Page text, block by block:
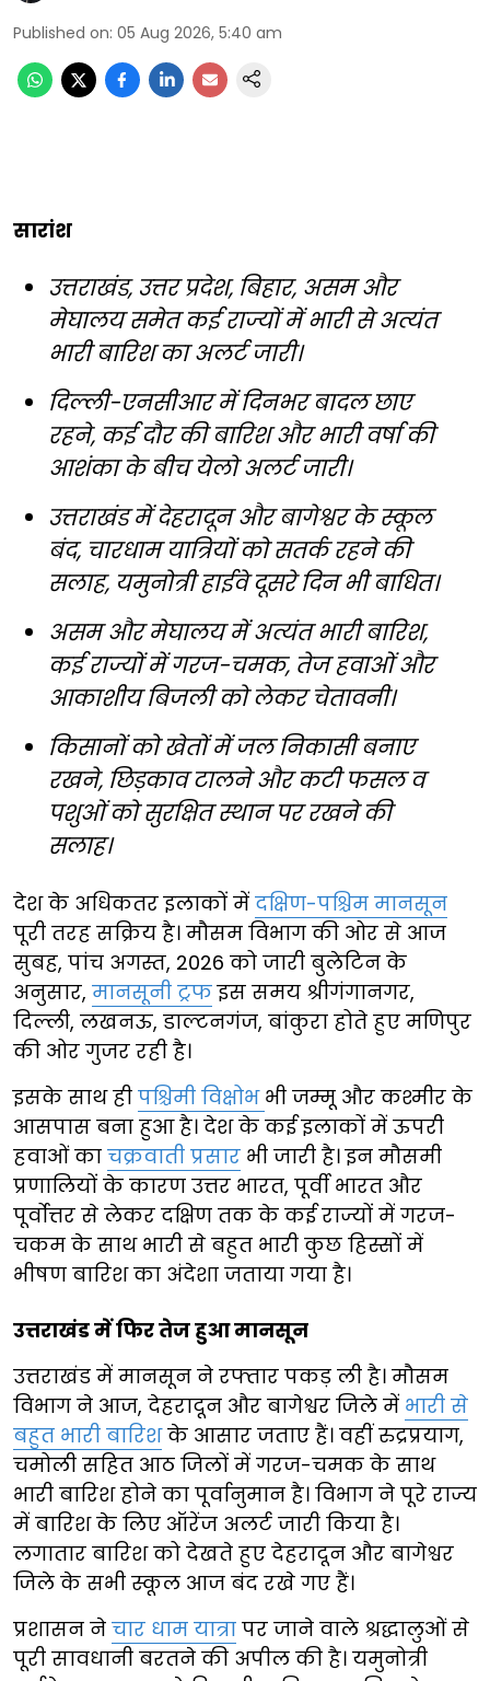
Published on: 05 Aug 2026, 5:40 am
सारांश
उत्तराखंड, उत्तर प्रदेश, बिहार, असम और
मेघालय समेत कई राज्यों में भारी से अत्यंत
भारी बारिश का अलर्ट जारी।
दिल्ली-एनसीआर में दिनभर बादल छाए
रहने, कई दौर की बारिश और भारी वर्षा की
आशंका के बीच येलो अलर्ट जारी।
उत्तराखंड में देहरादून और बागेश्वर के स्कूल
बंद, चारधाम यात्रियों को सतर्क रहने की
सलाह, यमुनोत्री हाईवे दूसरे दिन भी बाधित।
असम और मेघालय में अत्यंत भारी बारिश,
कई राज्यों में गरज-चमक, तेज हवाओं और
आकाशीय बिजली को लेकर चेतावनी।
किसानों को खेतों में जल निकासी बनाए
रखने, छिड़काव टालने और कटी फसल व
पशुओं को सुरक्षित स्थान पर रखने की
सलाह।
देश के अधिकतर इलाकों में दक्षिण-पश्चिम मानसून
पूरी तरह सक्रिय है। मौसम विभाग की ओर से आज
सुबह, पांच अगस्त, 2026 को जारी बुलेटिन के
अनुसार, मानसूनी ट्रफइस समय श्रीगंगानगर,
दिल्ली, लखनऊ, डाल्टनगंज, बांकुरा होते हुए मणिपुर
की ओर गुजर रही है।
इसके साथ ही पश्चिमी विक्षोभ भी जम्मू और कश्मीर के
आसपास बना हुआ है। देश के कई इलाकों में ऊपरी
हवाओं का चक्रवाती प्रसार भी जारी है। इन मौसमी
प्रणालियों के कारण उत्तर भारत, पूर्वी भारत और
पूर्वोत्तर से लेकर दक्षिण तक के कई राज्यों में गरज-
चकम के साथ भारी से बहुत भारी कुछ हिस्सों में
भीषण बारिश का अंदेशा जताया गया है।
उत्तराखंड में फिर तेज हुआ मानसून
उत्तराखंड में मानसून ने रफ्तार पकड़ ली है। मौसम
विभाग ने आज, देहरादून और बागेश्वर जिले में भारी से
बहुत भारी बारिशके आसार जताए हैं। वहीं रुद्रप्रयाग,
चमोली सहित आठ जिलों में गरज-चमक के साथ
भारी बारिश होने का पूर्वानुमान है। विभाग ने पूरे राज्य
में बारिश के लिए ऑरेंज अलर्ट जारी किया है।
लगातार बारिश को देखते हुए देहरादून और बागेश्वर
जिले के सभी स्कूल आज बंद रखे गए हैं।
प्रशासन ने चार धाम यात्रा पर जाने वाले श्रद्धालुओं से
पूरी सावधानी बरतने की अपील की है। यमुनोत्री